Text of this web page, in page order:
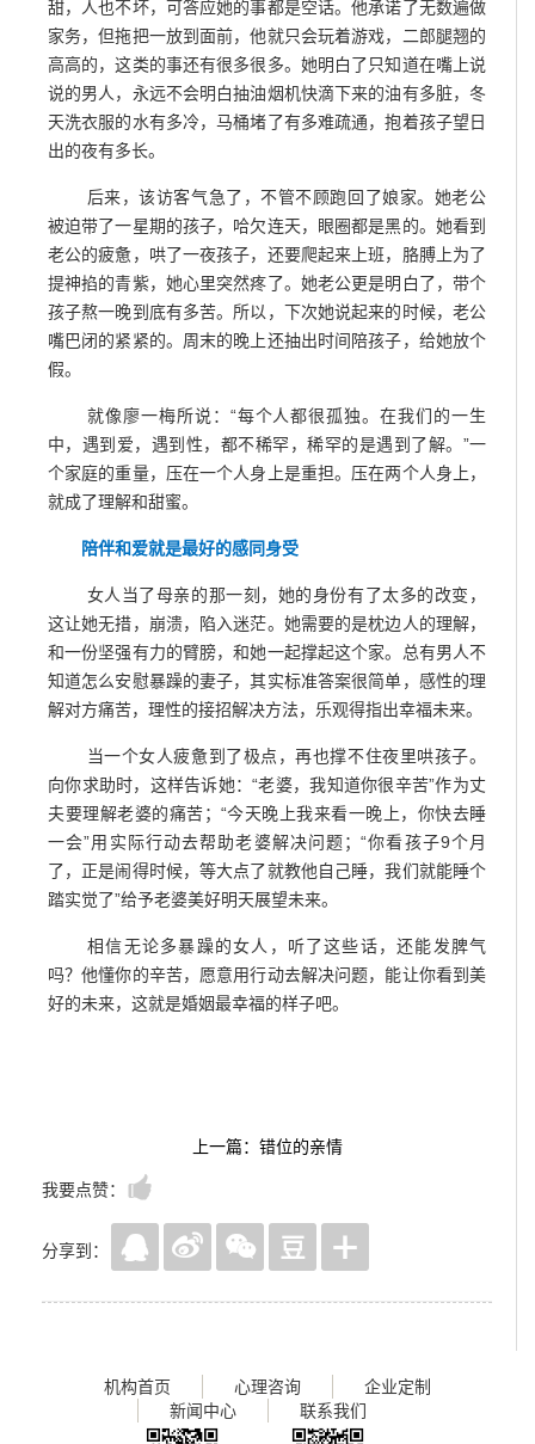
甜，人也不坏，可答应她的事都是空话。他承诺了无数遍做
家务，但拖把一放到面前，他就只会玩着游戏，二郎腿翘的
高高的，这类的事还有很多很多。她明白了只知道在嘴上说
说的男人，永远不会明白抽油烟机快滴下来的油有多脏，冬
天洗衣服的水有多冷，马桶堵了有多难疏通，抱着孩子望日
出的夜有多长。
后来，该访客气急了，不管不顾跑回了娘家。她老公
被迫带了一星期的孩子，哈欠连天，眼圈都是黑的。她看到
老公的疲惫，哄了一夜孩子，还要爬起来上班，胳膊上为了
提神掐的青紫，她心里突然疼了。她老公更是明白了，带个
孩子熬一晚到底有多苦。所以，下次她说起来的时候，老公
嘴巴闭的紧紧的。周末的晚上还抽出时间陪孩子，给她放个
假。
就像廖一梅所说：“每个人都很孤独。在我们的一生
中，遇到爱，遇到性，都不稀罕，稀罕的是遇到了解。”一
个家庭的重量，压在一个人身上是重担。压在两个人身上，
就成了理解和甜蜜。
陪伴和爱就是最好的感同身受
女人当了母亲的那一刻，她的身份有了太多的改变，
这让她无措，崩溃，陷入迷茫。她需要的是枕边人的理解，
和一份坚强有力的臂膀，和她一起撑起这个家。总有男人不
知道怎么安慰暴躁的妻子，其实标准答案很简单，感性的理
解对方痛苦，理性的接招解决方法，乐观得指出幸福未来。
当一个女人疲惫到了极点，再也撑不住夜里哄孩子。
向你求助时，这样告诉她：“老婆，我知道你很辛苦”作为丈
夫要理解老婆的痛苦；“今天晚上我来看一晚上，你快去睡
一会”用实际行动去帮助老婆解决问题；“你看孩子9个月
了，正是闹得时候，等大点了就教他自己睡，我们就能睡个
踏实觉了”给予老婆美好明天展望未来。
相信无论多暴躁的女人，听了这些话，还能发脾气
吗？他懂你的辛苦，愿意用行动去解决问题，能让你看到美
好的未来，这就是婚姻最幸福的样子吧。
上一篇：错位的亲情
我要点赞：
分享到：
机构首页 心理咨询
企业定制
新闻中心
联系我们